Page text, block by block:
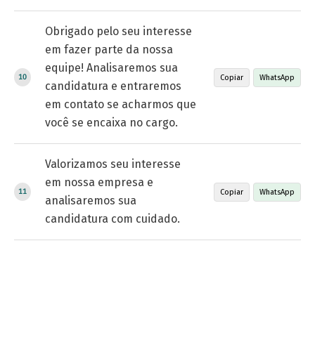
Obrigado pelo seu interesse
em fazer parte da nossa
equipe! Analisaremos sua
candidatura e entraremos
em contato se acharmos que
você se encaixa no cargo.
Copiar WhatsApp
Valorizamos seu interesse
em nossa empresa e
analisaremos sua
candidatura com cuidado.
Copiar WhatsApp